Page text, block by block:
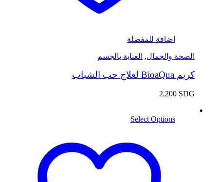
اضافة للمفضلة
الصحة والجمال, العناية بالجسم
كريم BioaQua لعلاج حب الشباب
2,200 SDG
Select Options